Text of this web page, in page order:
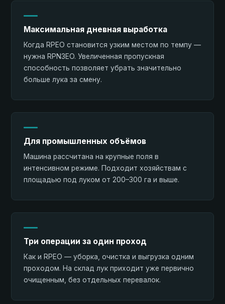
Максимальная дневная выработка
Когда RPEO становится узким местом по темпу —
нужна RPN3EO. Увеличенная пропускная
способность позволяет убрать значительно
больше лука за смену.
Для промышленных объёмов
Машина рассчитана на крупные поля в
интенсивном режиме. Подходит хозяйствам с
площадью под луком от 200–300 га и выше.
Три операции за один проход
Как и RPEO — уборка, очистка и выгрузка одним
проходом. На склад лук приходит уже первично
очищенным, без отдельных перевалок.